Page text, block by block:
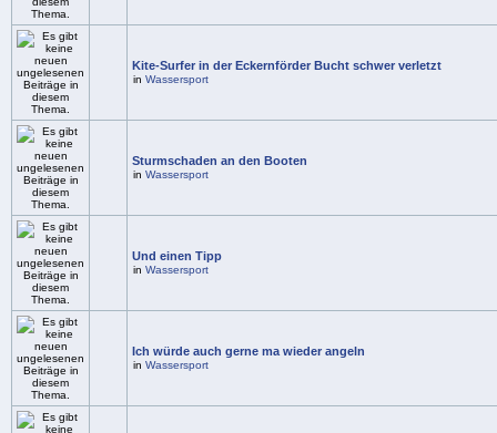
Kite-Surfer in der Eckernförder Bucht schwer verletzt
in Wassersport
Sturmschaden an den Booten
in Wassersport
Und einen Tipp
in Wassersport
Ich würde auch gerne ma wieder angeln
in Wassersport